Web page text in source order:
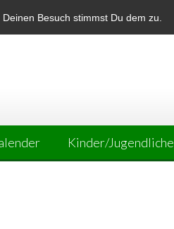
Besuch stimmst Du dem zu.
Kinder/Jugendliche